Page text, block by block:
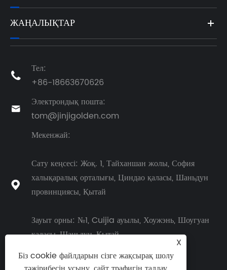
ЖАҢАЛЫҚТАР

Тел:
+86-18663670626

Электрондық пошта:
tom@jinjigolden.com

Мекенжай:
Сату кеңсесі: Жоқ. 1, Тайханшан жолы, София
халықаралық орталығы, Циндао қаласы, Шаньдун
провинциясы, Қытай
Зауыт орны: №1, Cuijia ауылы, Хоужэнь, Шоугуан
қаласы, Шаньдун, Қытай
X
Біз cookie файлдарын сізге жақсырақ шолу